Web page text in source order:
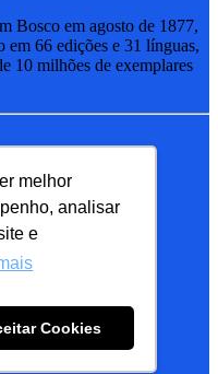
melhor
analisar
e
Cookies
Bosco em agosto de 1877,
em 66 edições e 31 línguas,
10 milhões de exemplares